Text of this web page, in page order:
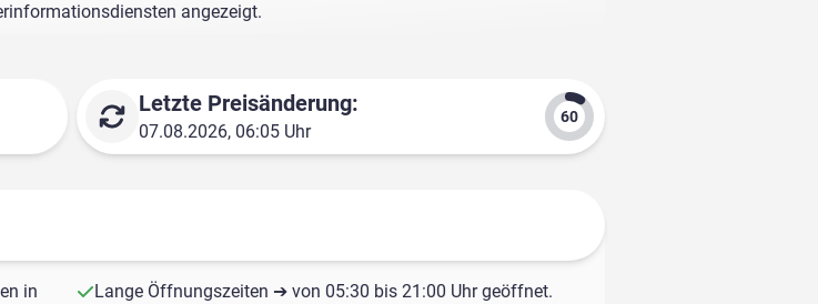
angezeigt.
Letzte Preisänderung:
07.08.2026, 06:05 Uhr
in
Lange Öffnungszeiten ➔ von 05:30 bis 21:00 Uhr geöffnet.